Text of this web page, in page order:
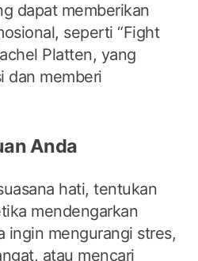
dapat memberikan
seperti “Fight
Platten, yang
dan memberi
Anda
hati, tentukan
mendengarkan
ingin mengurangi stres,
atau mencari